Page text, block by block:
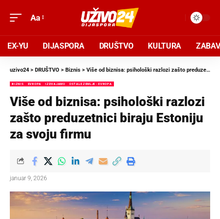
Aa
EX-YU DIJASPORA DRUŠTVO KULTURA
uzivo24 > DRUŠTVO > Biznis > Više od biznisa: psihološki razlozi zašto preduzetnici biraju Estoniju za svoju firmu
BIZNIS EVROPA IZDVAJAMO OSTALE ZEMLJE - EVROPA
Više od biznisa: psihološki razlozi
zašto preduzetnici biraju Estoniju
za svoju firmu
januar 9, 2026